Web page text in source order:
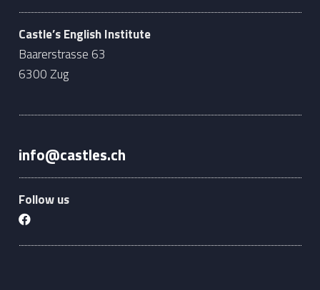
Castle’s English Institute
Baarerstrasse 63
6300 Zug
info@castles.ch
Follow us